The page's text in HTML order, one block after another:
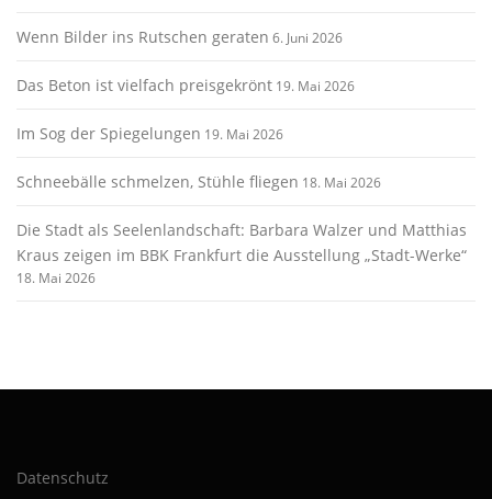
Wenn Bilder ins Rutschen geraten 6. Juni 2026
Das Beton ist vielfach preisgekrönt 19. Mai 2026
Im Sog der Spiegelungen 19. Mai 2026
Schneebälle schmelzen, Stühle fliegen 18. Mai 2026
Die Stadt als Seelenlandschaft: Barbara Walzer und Matthias
Kraus zeigen im BBK Frankfurt die Ausstellung „Stadt-Werke“
18. Mai 2026
Datenschutz